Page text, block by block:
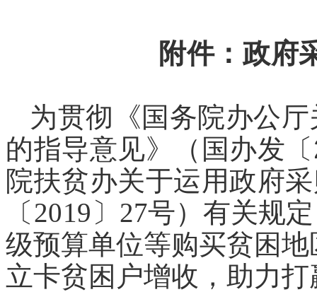
附件：政府
为贯彻《国务院办公
的指导意见》（国办发
院扶贫办关于运用政府
〔2019 〕27号）有关规
级预算单位等购买贫困
立卡贫困户增收，助力